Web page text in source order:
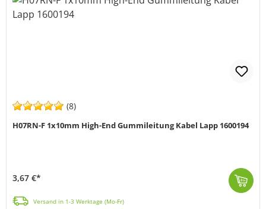
(8)
H07RN-F 1x10mm High-End Gummileitung Kabel Lapp 1600194
3,67 €*
Versand in 1-3 Werktage (Mo-Fr)